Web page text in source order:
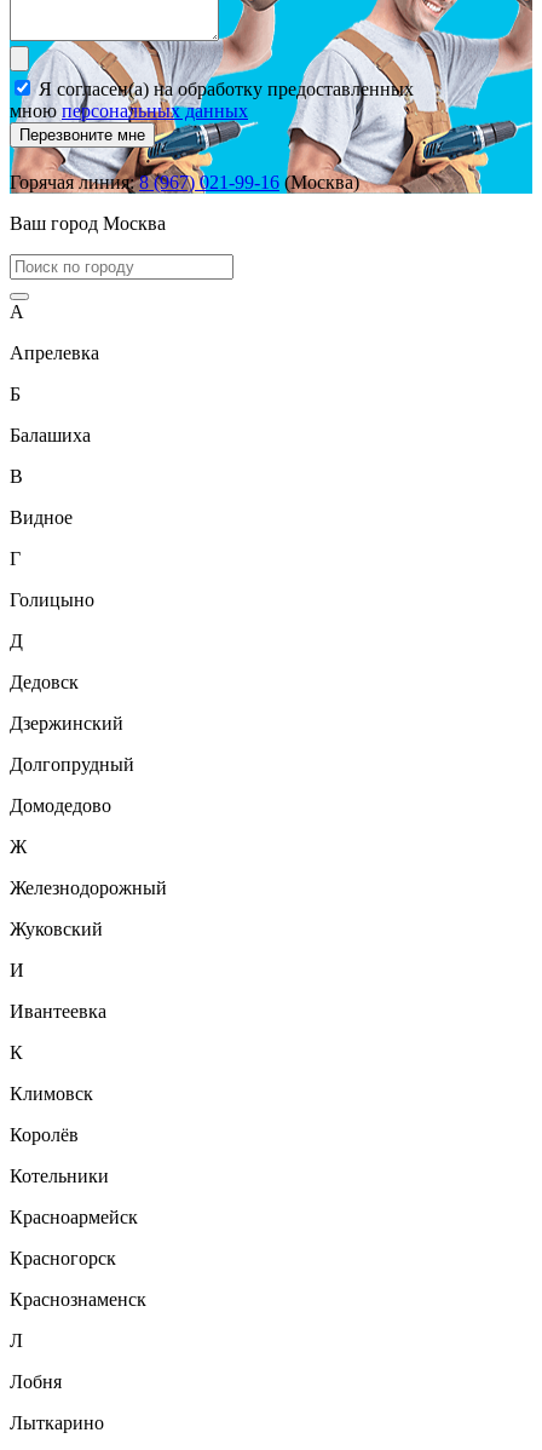
Я согласен(а) на обработку предоставленных
мною персональных данных
Перезвоните мне
Горячая линия:8 (967) 021-99-16 (Москва)
Ваш город Москва
А
Апрелевка
Б
Балашиха
В
Видное
Г
Голицыно
Д
Дедовск
Дзержинский
Долгопрудный
Домодедово
Ж
Железнодорожный
Жуковский
И
Ивантеевка
К
Климовск
Королёв
Котельники
Красноармейск
Красногорск
Краснознаменск
Л
Лобня
Лыткарино